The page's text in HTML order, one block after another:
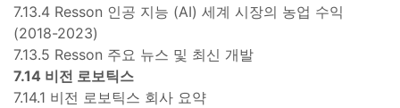
7.13.4 Resson 인공 지능 (AI) 세계 시장의 농업 수익
(2018-2023)
7.13.5 Resson 주요 뉴스 및 최신 개발
7.14 비전 로보틱스
7.14.1 비전 로보틱스 회사 요약